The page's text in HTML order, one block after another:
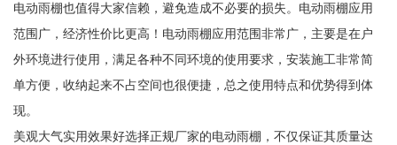
电动雨棚也值得大家信赖，避免造成不必要的损失。电动雨棚应用
范围广，经济性价比更高！电动雨棚应用范围非常广，主要是在户
外环境进行使用，满足各种不同环境的使用要求，安装施工非常简
单方便，收纳起来不占空间也很便捷，总之使用特点和优势得到体
现。
美观大气实用效果好选择正规厂家的电动雨棚，不仅保证其质量达